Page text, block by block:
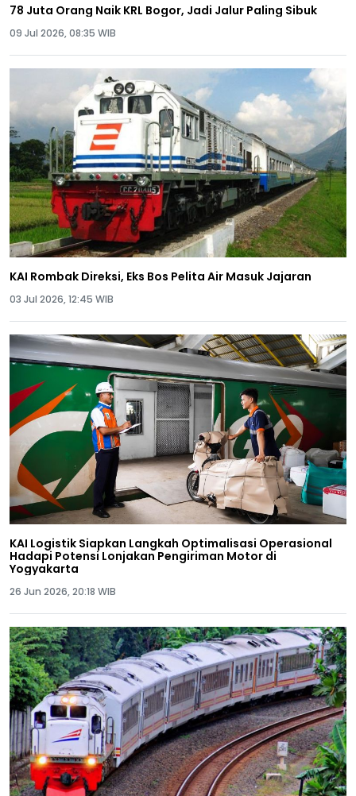
78 Juta Orang Naik KRL Bogor, Jadi Jalur Paling Sibuk
09 Jul 2026, 08:35 WIB
KAI Rombak Direksi, Eks Bos Pelita Air Masuk Jajaran
03 Jul 2026, 12:45 WIB
KAI Logistik Siapkan Langkah Optimalisasi Operasional
Hadapi Potensi Lonjakan Pengiriman Motor di
Yogyakarta
26 Jun 2026, 20:18 WIB